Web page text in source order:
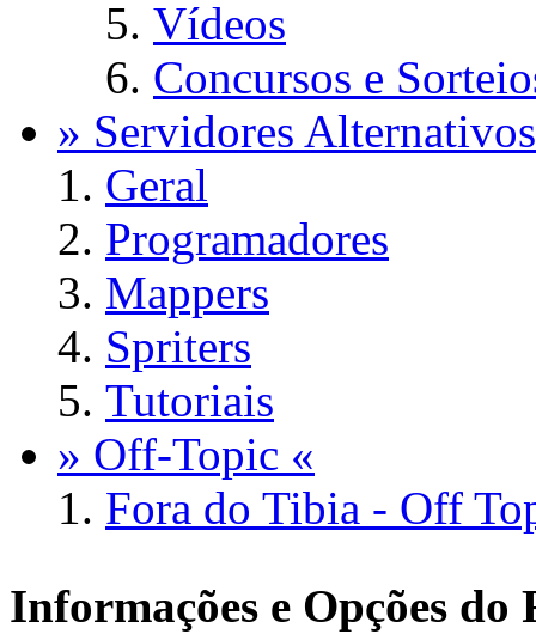
Vídeos
Concursos e
» Servidores
Geral
Programadores
Mappers
Spriters
Tutoriais
» Off-Topic «
Fora do Tibia - Off
Informações e Opções do